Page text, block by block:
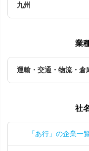
九州
業
運輸・交通・物流・倉
社
「あ行」の企業一